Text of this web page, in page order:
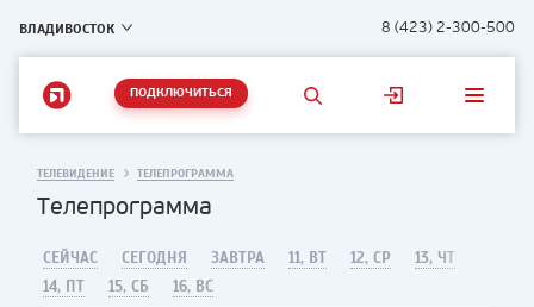
ВЛАДИВОСТОК 8 (423) 2-300-500
ПОДКЛЮЧИТЬСЯ
ТЕЛЕВИДЕНИЕ ТЕЛЕПРОГРАММА
Телепрограмма
СЕЙЧАС СЕГОДНЯ ЗАВТРА 11, ВТ 12, СР
13, ЧТ
14, ПТ
15, СБ 16, ВС